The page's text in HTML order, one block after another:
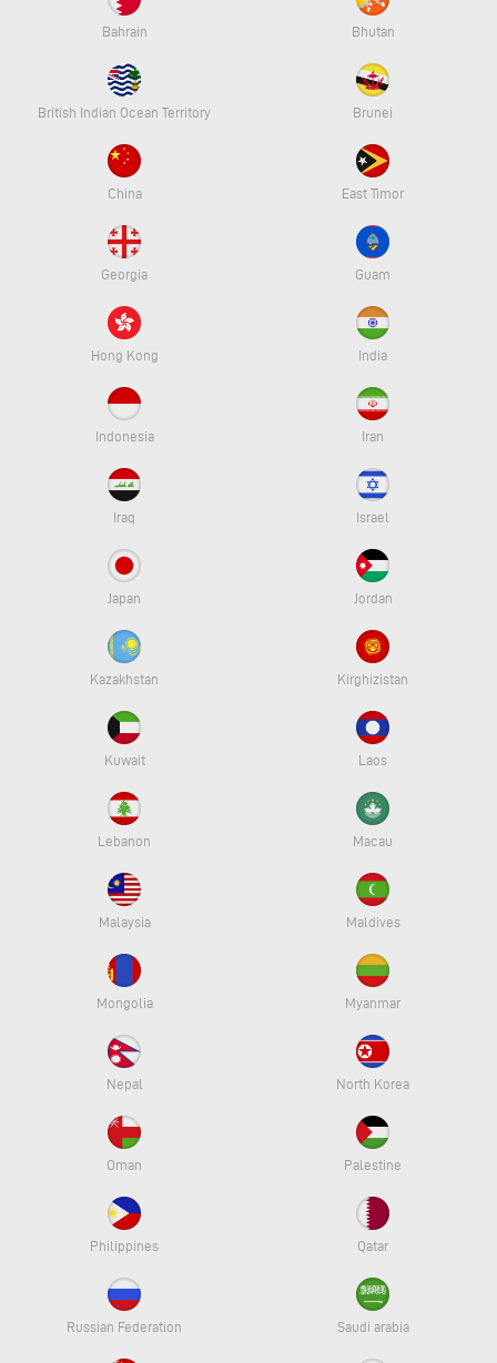
Bahrain Bhutan
British Indian Ocean Territory Brunei
China East Timor
Georgia Guam
Hong Kong India
Indonesia Iran
Iraq Israel
Japan Jordan
Kazakhstan Kirghizistan
Kuwait Laos
Lebanon Macau
Malaysia Maldives
Mongolia Myanmar
Nepal North Korea
Oman Palestine
Philippines Qatar
Russian Federation Saudi arabia